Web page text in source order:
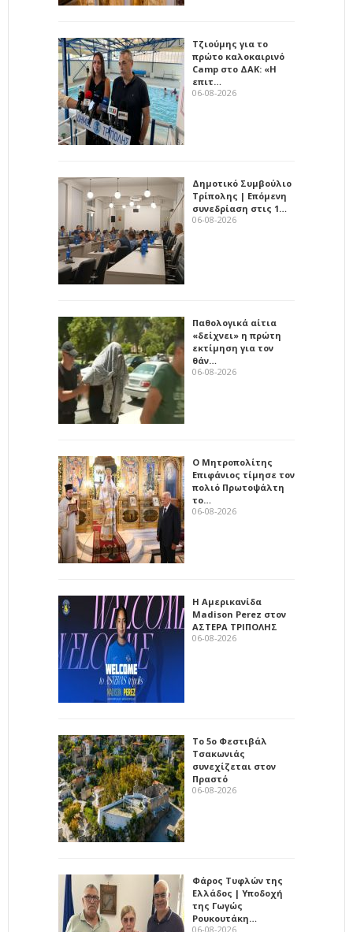
Τζιούμης για το
πρώτο καλοκαιρινό
Camp στο ΔΑΚ: «Η
επιτ…
06-08-2026
Δημοτικό Συμβούλιο
Τρίπολης | Επόμενη
συνεδρίαση στις 1…
06-08-2026
Παθολογικά αίτια
«δείχνει» η πρώτη
εκτίμηση για τον
θάν…
06-08-2026
Ο Μητροπολίτης
Επιφάνιος τίμησε τον
πολιό Πρωτοψάλτη
το…
06-08-2026
Η Αμερικανίδα
Madison Perez στον
ΑΣΤΕΡΑ ΤΡΙΠΟΛΗΣ
06-08-2026
Το 5ο Φεστιβάλ
Τσακωνιάς
συνεχίζεται στον
Πραστό
06-08-2026
Φάρος Τυφλών της
Ελλάδος | Υποδοχή
της Γωγώς
Ρουκουτάκη…
06-08-2026